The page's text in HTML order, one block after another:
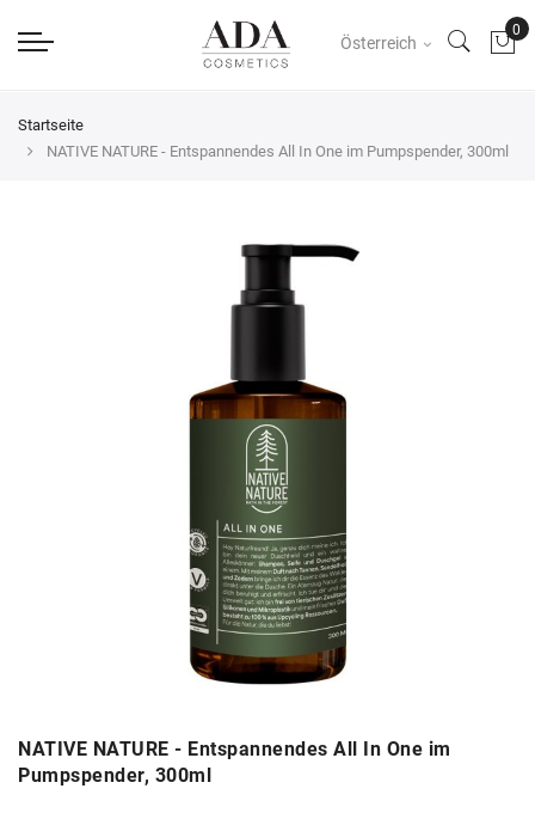
Österreich
Startseite
NATIVE NATURE - Entspannendes All In One im Pumpspender, 300ml
NATIVE NATURE - Entspannendes All In One im
Pumpspender, 300ml